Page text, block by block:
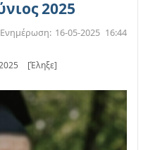
2025
Ενημέρωση: 16-05-2025 16:44
[Έληξε]